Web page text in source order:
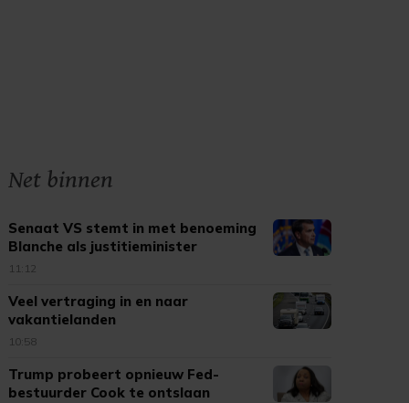
Net binnen
Senaat VS stemt in met benoeming
Blanche als justitieminister
11:12
Veel vertraging in en naar
vakantielanden
10:58
Trump probeert opnieuw Fed-
bestuurder Cook te ontslaan